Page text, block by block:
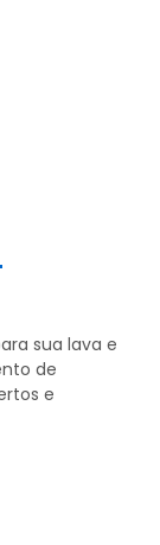
sua lava e
de
e